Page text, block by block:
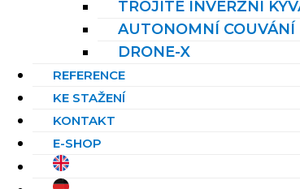
TROJITÉ INVERZNÍ
AUTONOMNÍ COUVÁNÍ
DRONE-X
REFERENCE
KE STAŽENÍ
KONTAKT
E-SHOP